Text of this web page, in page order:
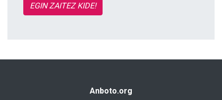
EGIN ZAITEZ KIDE!
Anboto.org